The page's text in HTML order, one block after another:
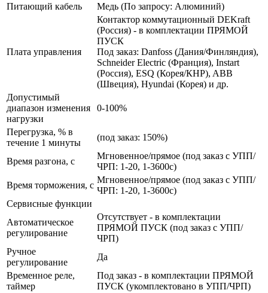
Питающий кабель
Медь (По запросу: Алюминий)
Плата управления
Контактор коммутационный DEKraft
(Россия) - в комплектации ПРЯМОЙ
ПУСК
Под заказ: Danfoss (Дания/Финляндия),
Schneider Electric (Франция), Instart
(Россия), ESQ (Корея/КНР), ABB
(Швеция), Hyundai (Корея) и др.
Допустимый
диапазон изменения
нагрузки
0-100%
Перегрузка, % в
течение 1 минуты
(под заказ: 150%)
Время разгона, с
Мгновенное/прямое (под заказ с УПП/
ЧРП: 1-20, 1-3600с)
Время торможения, с
Мгновенное/прямое (под заказ с УПП/
ЧРП: 1-20, 1-3600с)
Сервисные функции
Автоматическое
регулирование
Отсутствует - в комплектации
ПРЯМОЙ ПУСК (под заказ с УПП/
ЧРП)
Ручное
регулирование
Да
Временное реле,
таймер
Под заказ - в комплектации ПРЯМОЙ
ПУСК (укомплектовано в УПП/ЧРП)